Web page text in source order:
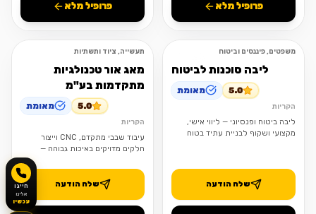
פרופיל מלא פרופיל מלא
משפטים, פיננסים וביטוח
ליבה סוכנות לביטוח
5.0 מאומת
הקריות
ליבה ביטוח ופנסיוני — ליווי אישי,
מקצועי ושקוף לבניית עתיד בטוח
שלח הודעה
תעשייה, ציוד ותשתיות
מאג אור טכנולגיות
מתקדמות בע"מ
5.0 מאומת
הקריות
עיבוד שבבי מתקדם, CNC וייצור
חלקים מדויקים באיכות גבוהה —
שלח הודעה
חייגו
אלינו
עכשיו